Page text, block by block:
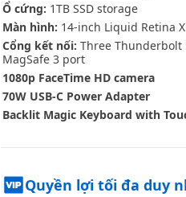
Ổ cứng: 1TB SSD storage
Màn hình: 14-inch Liquid Retina
Cổng kết nối: Three Thunderbolt
MagSafe 3 port
1080p FaceTime HD camera
70W USB-C Power Adapter
Backlit Magic Keyboard with
Quyền lợi tối đa duy